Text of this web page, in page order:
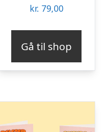
kr. 79,00
Gå til shop